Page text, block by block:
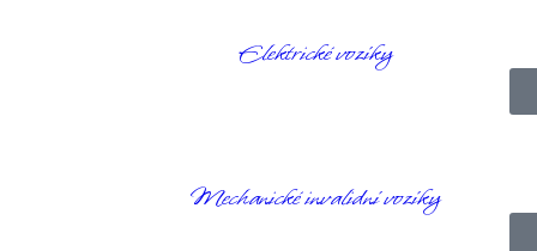
Elektrické vozíky
Mechanické invalidní vozíky